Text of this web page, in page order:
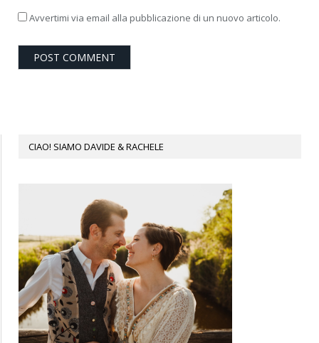
Avvertimi via email alla pubblicazione di un nuovo articolo.
CIAO! SIAMO DAVIDE & RACHELE